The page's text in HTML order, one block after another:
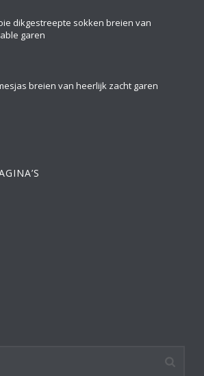
dikgestreepte sokken breien van
garen
breien van heerlijk zacht garen